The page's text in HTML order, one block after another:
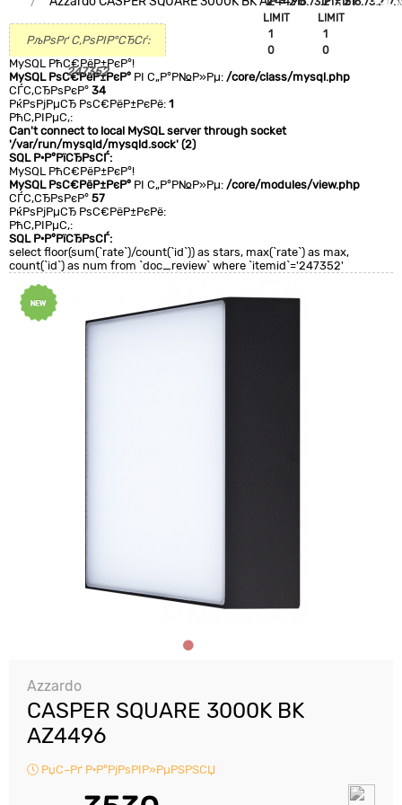
LIMIT
1
0
LIMIT
1
0
РљРѕРґ С‚РѕРІР°СЂСѓ:
247352
MySQL РћС€РёР±РєР°!
MySQL РѕС€РёР±РєР° РІ С„Р°Р№Р»Рµ: /core/class/mysql.php
СЃС‚СЂРѕРєР° 34
РќРѕРјРµСЂ РѕС€РёР±РєРё: 1
РћС‚РІРµС‚:
Can't connect to local MySQL server through socket
'/var/run/mysqld/mysqld.sock' (2)
SQL Р·Р°РїСЂРѕСЃ:
MySQL РћС€РёР±РєР°!
MySQL РѕС€РёР±РєР° РІ С„Р°Р№Р»Рµ: /core/modules/view.php
СЃС‚СЂРѕРєР° 57
РќРѕРјРµСЂ РѕС€РёР±РєРё:
РћС‚РІРµС‚:
SQL Р·Р°РїСЂРѕСЃ:
select floor(sum(`rate`)/count(`id`)) as stars, max(`rate`) as max,
count(`id`) as num from `doc_review` where `itemid`='247352'
Azzardo
CASPER SQUARE 3000K BK
AZ4496
РџС–Рґ Р·Р°РјРѕРІР»РµРЅРЅСЏ